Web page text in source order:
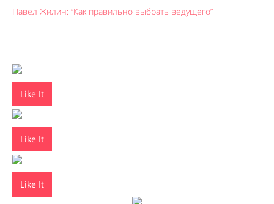
Павел Жилин: “Как правильно выбрать ведущего”
Like It
Like It
Like It